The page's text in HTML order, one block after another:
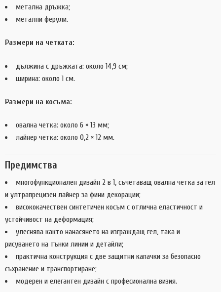
метална дръжка;
метални ферули.
Размери на четката:
дължина с дръжката: около 14,9 см;
ширина: около 1 см.
Размери на косъма:
овална четка: около 6 × 13 мм;
лайнер четка: около 0,2 × 12 мм.
Предимства
многофункционален дизайн 2 в 1, съчетаващ овална четка за гел
и ултрапрецизен лайнер за фини декорации;
висококачествен синтетичен косъм с отлична еластичност и
устойчивост на деформация;
улеснява както нанасянето на изграждащ гел, така и
рисуването на тънки линии и детайли;
практична конструкция с две защитни капачки за безопасно
съхранение и транспортиране;
модерен и елегантен дизайн с професионална визия.